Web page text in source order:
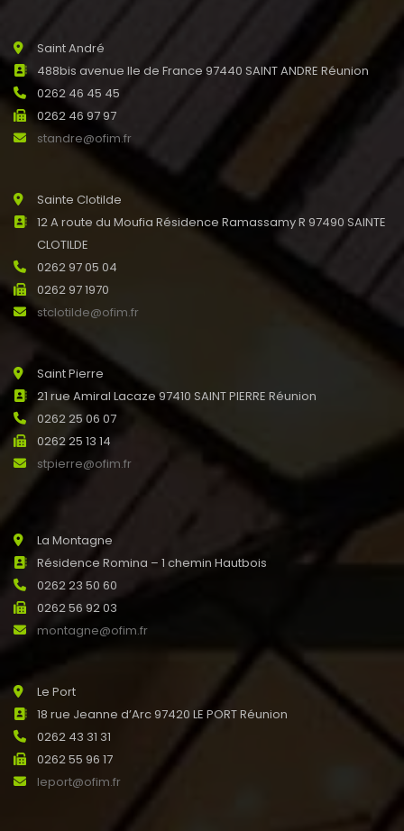
Saint André
488bis avenue Ile de France 97440 SAINT ANDRE Réunion
0262 46 45 45
0262 46 97 97
standre@ofim.fr
Sainte Clotilde
12 A route du Moufia Résidence Ramassamy R 97490 SAINTE
CLOTILDE
0262 97 05 04
0262 97 1970
stclotilde@ofim.fr
Saint Pierre
21 rue Amiral Lacaze 97410 SAINT PIERRE Réunion
0262 25 06 07
0262 25 13 14
stpierre@ofim.fr
La Montagne
Résidence Romina – 1 chemin Hautbois
0262 23 50 60
0262 56 92 03
montagne@ofim.fr
Le Port
18 rue Jeanne d’Arc 97420 LE PORT Réunion
0262 43 31 31
0262 55 96 17
leport@ofim.fr